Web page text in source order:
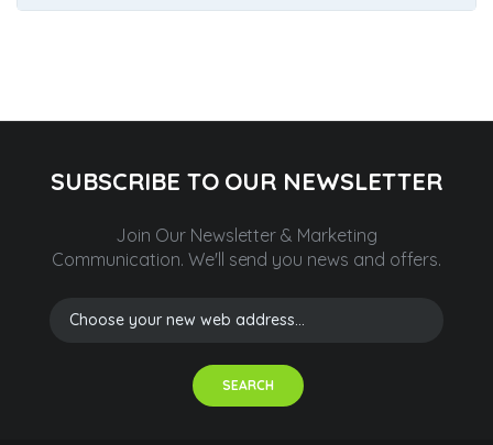
SUBSCRIBE TO OUR NEWSLETTER
Join Our Newsletter & Marketing
Communication. We'll send you news and offers.
SEARCH